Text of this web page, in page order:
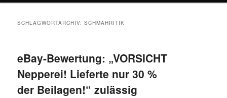
SCHLAGWORTARCHIV:SCHMÄHRITIK
eBay-Bewertung: „VORSICHT
Nepperei! Lieferte nur 30 %
der Beilagen!“ zulässig